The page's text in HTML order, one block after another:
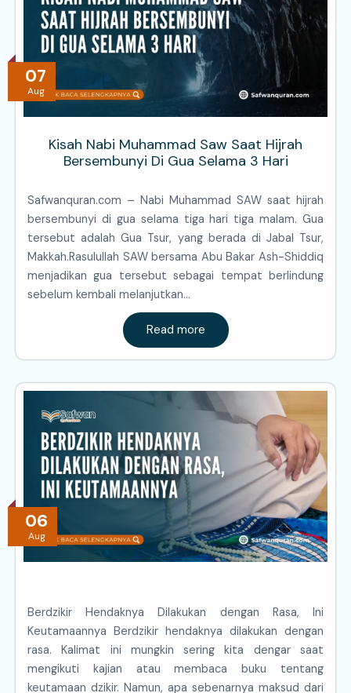
07
Aug
Kisah Nabi Muhammad Saw Saat Hijrah
Bersembunyi Di Gua Selama 3 Hari
Safwanquran.com – Nabi Muhammad SAW saat hijrah
bersembunyi di gua selama tiga hari tiga malam. Gua
tersebut adalah Gua Tsur, yang berada di Jabal Tsur,
Makkah.Rasulullah SAW bersama Abu Bakar Ash-Shiddiq
menjadikan gua tersebut sebagai tempat berlindung
sebelum kembali melanjutkan…
Read more
06
Aug
Berdzikir Hendaknya Dilakukan dengan Rasa, Ini
Keutamaannya Berdzikir hendaknya dilakukan dengan
rasa. Kalimat ini mungkin sering kita dengar saat
mengikuti kajian atau membaca buku tentang
keutamaan dzikir. Namun, apa sebenarnya maksud dari